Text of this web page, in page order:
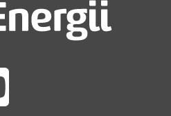
nas na youtube